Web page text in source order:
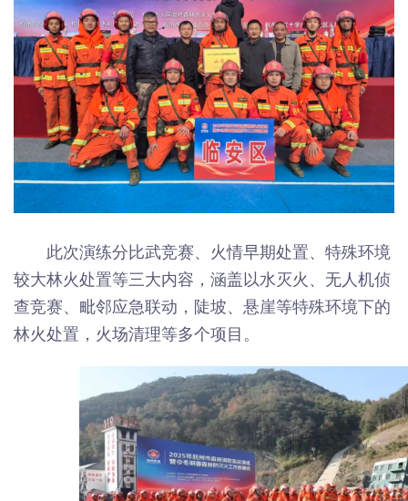
此次演练分比武竞赛、火情早期处置、特殊环境
较大林火处置等三大内容，涵盖以水灭火、无人机侦
查竞赛、毗邻应急联动，陡坡、悬崖等特殊环境下的
林火处置，火场清理等多个项目。